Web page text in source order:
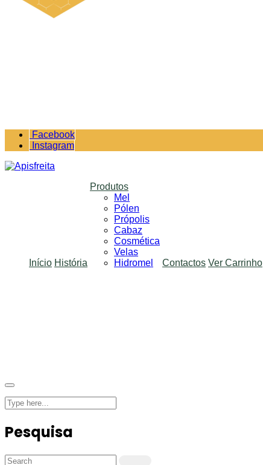
Facebook
Instagram
Início História
Produtos
Mel
Pólen
Própolis
Cabaz
Cosmética
Velas
Hidromel
Contactos Ver Carrinho
Pesquisa